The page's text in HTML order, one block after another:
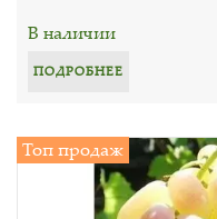
В наличии
ПОДРОБНЕЕ
Топ продаж